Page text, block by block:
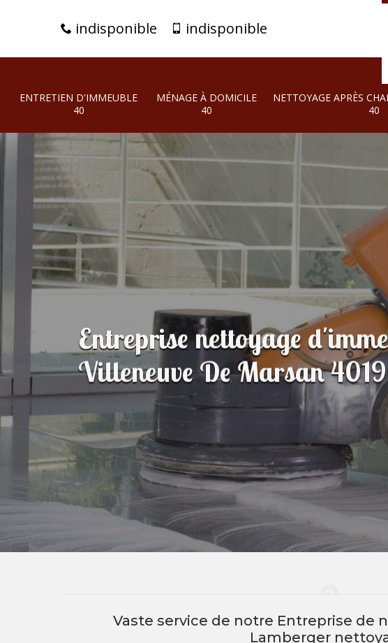
indisponible indisponible
ENTRETIEN D'IMMEUBLE
40
MÉNAGE À DOMICILE
40
NETTOYAGE APRÈS
40
Entreprise nettoyage
Villeneuve De Marsan
Vaste service de notre Entreprise de
Lamberger